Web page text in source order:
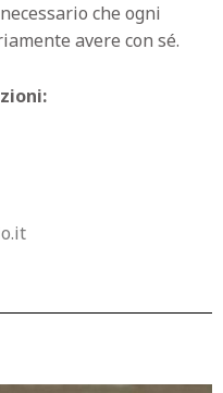
che ogni
avere con sé.